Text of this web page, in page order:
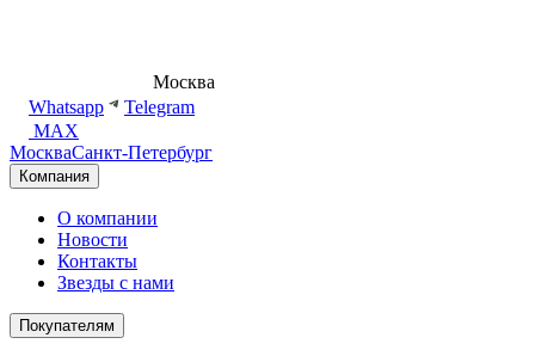
Москва
Whatsapp
Telegram
MAX
МоскваСанкт-Петербург
Компания
О компании
Новости
Контакты
Звезды с нами
Покупателям